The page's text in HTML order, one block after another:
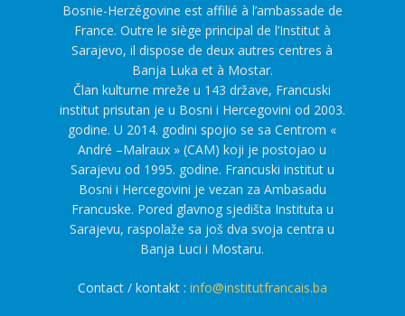
Bosnie-Herzégovine est affilié à l’ambassade de
France. Outre le siège principal de l’Institut à
Sarajevo, il dispose de deux autres centres à
Banja Luka et à Mostar.
Član kulturne mreže u 143 države, Francuski
institut prisutan je u Bosni i Hercegovini od 2003.
godine. U 2014. godini spojio se sa Centrom «
André –Malraux » (CAM) koji je postojao u
Sarajevu od 1995. godine. Francuski institut u
Bosni i Hercegovini je vezan za Ambasadu
Francuske. Pored glavnog sjedišta Instituta u
Sarajevu, raspolaže sa još dva svoja centra u
Banja Luci i Mostaru.
Contact / kontakt : info@institutfrancais.ba